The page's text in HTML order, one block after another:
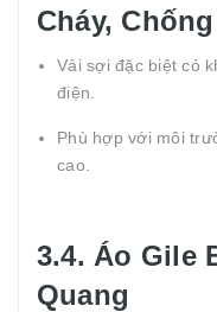
Cháy,
Vải sợi đặc biệt có
điện.
Phù hợp với môi
cao.
3.4. Áo Gile
Quang